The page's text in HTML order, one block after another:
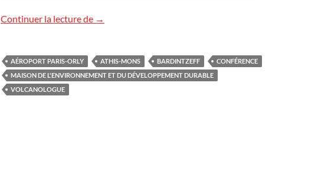
Continuer la lecture de La Maison de l’Environnement et du Développement
→
AÉROPORT PARIS-ORLY ATHIS-MONS BARDINTZEFF
CONFÉRENCE
MAISON DE L'ENVIRONNEMENT ET DU DÉVELOPPEMENT DURABLE
VOLCANOLOGUE